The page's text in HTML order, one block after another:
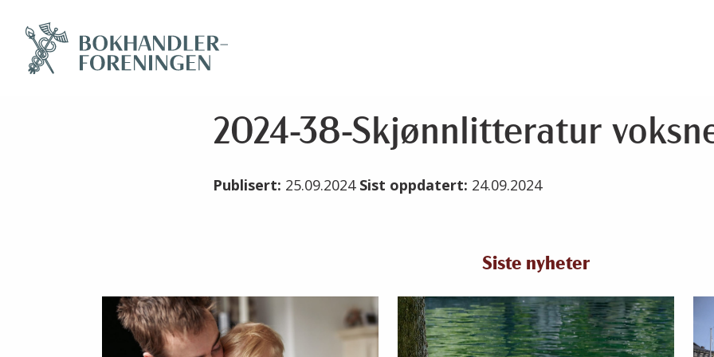
2024-38-Skjønnlitteratur
Publisert: 25.09.2024 Sist oppdatert: 24.09.2024
Siste nyheter